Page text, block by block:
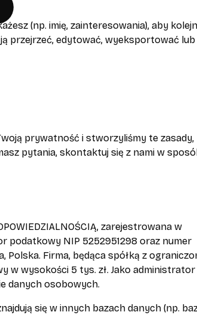
(np. imię, zainteresowania), aby
ją przejrzeć, edytować, wyeksportować lub
prywatność i stworzyliśmy te zasady,
pytania, skontaktuj się z nami w
zarejestrowana w
podatkowy NIP 5252951298 oraz numer
Polska. Firma, będąca spółką z
w wysokości 5 tys. zł. Jako administrator
danych osobowych.
się w innych bazach danych (np.